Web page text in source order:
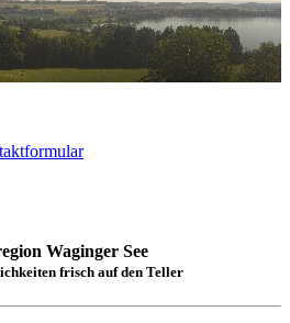
Waginger See
frisch auf den Teller